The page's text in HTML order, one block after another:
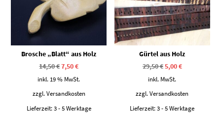
Brosche „Blatt“ aus Holz
14,50€Ursprünglicher
Preis
war:
7,50€Aktueller
ist:
inkl. 19 % MwSt.
zzgl. Versandkosten
Lieferzeit: 3 - 5 Werktage
Gürtel aus Holz
29,50€Ursprünglicher
Preis
war:
5,00€Aktueller
inkl. MwSt.
zzgl.Versandkosten
Lieferzeit:3 - 5 Werktage